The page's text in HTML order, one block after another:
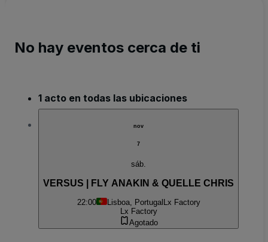
No hay eventos cerca de ti
1 acto en todas las ubicaciones
nov
7
sáb.
VERSUS | FLY ANAKIN & QUELLE CHRIS
22:00 Lisboa, Portugal Lx Factory
Lx Factory
Agotado